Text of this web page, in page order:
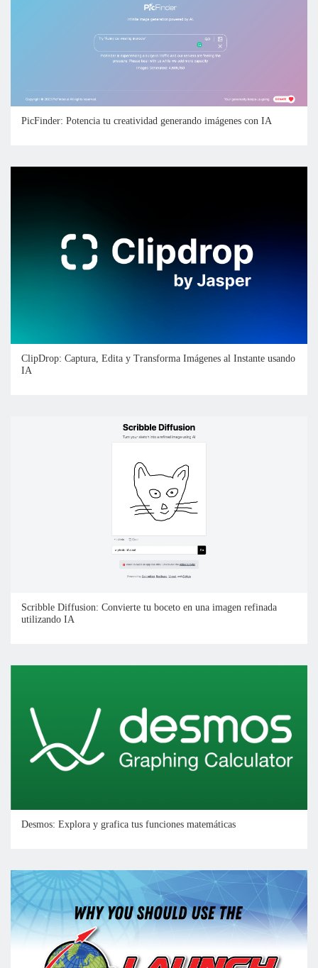
PicFinder: Potencia tu creatividad generando imágenes con IA
ClipDrop: Captura, Edita y Transforma Imágenes al Instante usando
IA
Scribble Diffusion: Convierte tu boceto en una imagen refinada
utilizando IA
Desmos: Explora y grafica tus funciones matemáticas